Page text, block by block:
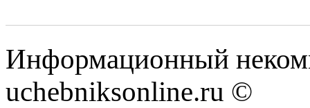
Информационный
uchebniksonline.ru ©